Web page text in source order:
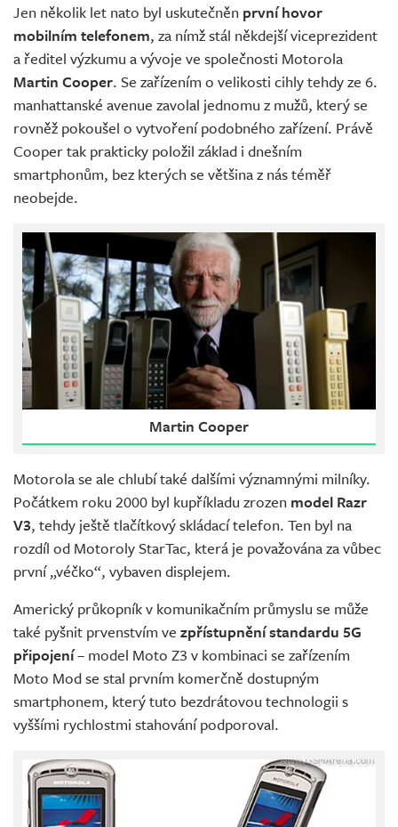
Jen několik let nato byl uskutečněn první hovor
mobilním telefonem, za nímž stál někdejší viceprezident
a ředitel výzkumu a vývoje ve společnosti Motorola
Martin Cooper. Se zařízením o velikosti cihly tehdy ze 6.
manhattanské avenue zavolal jednomu z mužů, který se
rovněž pokoušel o vytvoření podobného zařízení. Právě
Cooper tak prakticky položil základ i dnešním
smartphonům, bez kterých se většina z nás téměř
neobejde.
Martin Cooper
Motorola se ale chlubí také dalšími významnými milníky.
Počátkem roku 2000 byl kupříkladu zrozen model Razr
V3, tehdy ještě tlačítkový skládací telefon. Ten byl na
rozdíl od Motoroly StarTac, která je považována za vůbec
první „véčko“, vybaven displejem.
Americký průkopník v komunikačním průmyslu se může
také pyšnit prvenstvím ve zpřístupnění standardu 5G
připojení– model Moto Z3 v kombinaci se zařízením
Moto Mod se stal prvním komerčně dostupným
smartphonem, který tuto bezdrátovou technologii s
vyššími rychlostmi stahování podporoval.